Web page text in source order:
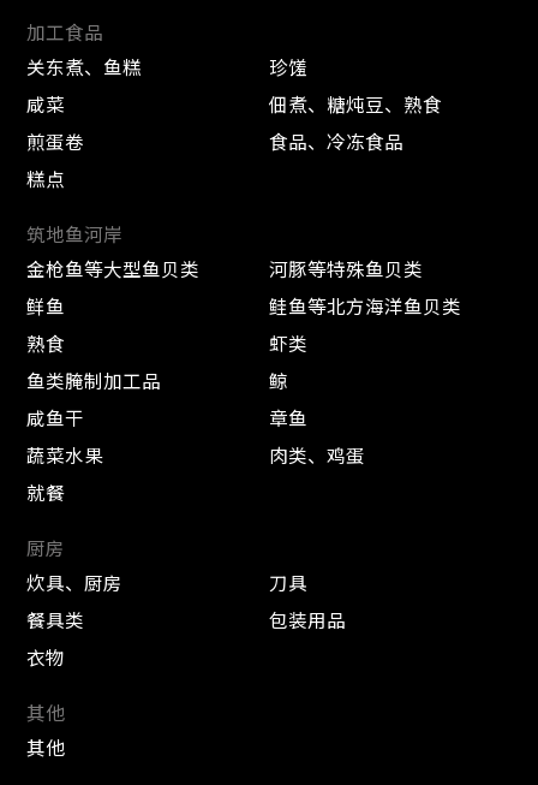
加工食品
关东煮、鱼糕
珍馐
咸菜
佃煮、糖炖豆、熟食
煎蛋卷
食品、冷冻食品
糕点
筑地鱼河岸
金枪鱼等大型鱼贝类
河豚等特殊鱼贝类
鲜鱼
鲑鱼等北方海洋鱼贝类
熟食
虾类
鱼类腌制加工品
鲸
咸鱼干
章鱼
蔬菜水果
肉类、鸡蛋
就餐
厨房
炊具、厨房
刀具
餐具类
包装用品
衣物
其他
其他